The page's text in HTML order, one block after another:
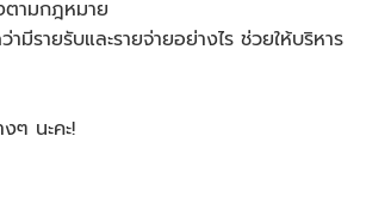
ตามกฎหมาย
มีรายรับและรายจ่ายอย่างไร ช่วยให้บริหาร
ๆ นะคะ!